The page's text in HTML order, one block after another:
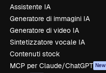
Assistente IA
Generatore di immagini IA
Generatore di video IA
Sintetizzatore vocale IA
Contenuti stock
MCP per Claude/ChatGPT New